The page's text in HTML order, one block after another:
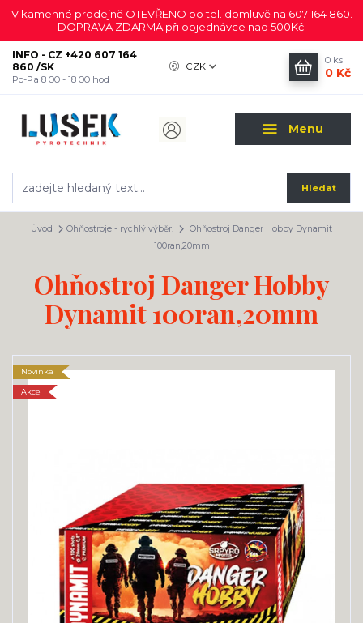
V kamenné prodejně OTEVŘENO po tel. domluvě na 607 164 860.
DOPRAVA ZDARMA při objednávce nad 500Kč.
Menu
CZK
Hledat
INFO - CZ +420 607 164
860 /SK
Po-Pa 8 00 - 18 00 hod
0 ks
0 Kč
Úvod Ohňostroje - rychlý výběr.
Ohňostroj Danger Hobby Dynamit
100ran,20mm
Ohňostroj Danger Hobby
Dynamit 100ran,20mm
Novinka
Akce